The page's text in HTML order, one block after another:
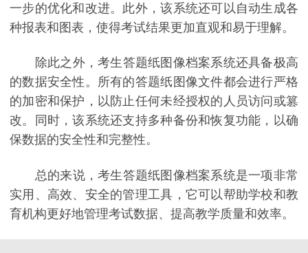
一步的优化和改进。此外，该系统还可以自动生成各
种报表和图表，使得考试结果更加直观和易于理解。
除此之外，考生答题纸图像档案系统还具备极高
的数据安全性。所有的答题纸图像文件都会进行严格
的加密和保护，以防止任何未经授权的人员访问或篡
改。同时，该系统还支持多种备份和恢复功能，以确
保数据的安全性和完整性。
总的来说，考生答题纸图像档案系统是一项非常
实用、高效、安全的管理工具，它可以帮助学校和教
育机构更好地管理考试数据、提高教学质量和效率。